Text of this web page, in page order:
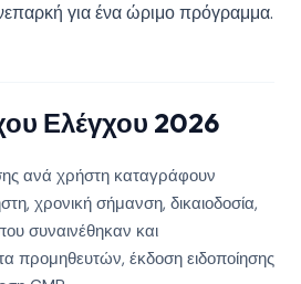
για ένα ώριμο πρόγραμμα.
Ελέγχου 2026
ανά χρήστη καταγράφουν
χρονική σήμανση, δικαιοδοσία,
συναινέθηκαν και
προμηθευτών, έκδοση ειδοποίησης